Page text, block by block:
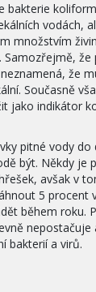
bakterie
vodách,
množstvím
Samozřejmě,
že
Současně
jako indikátor
pitné vody
být. Někdy je
avšak v
5 procent
během roku.
bakterií a virů.